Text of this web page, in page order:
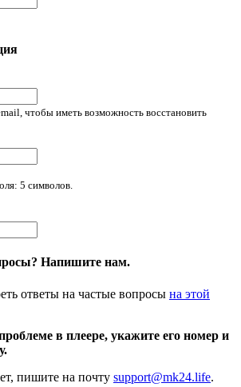
чтобы иметь возможность восстановить
5 символов.
Напишите нам.
ответы на частые вопросы на этой
в плеере, укажите его номер и
пишите на почту support@mk24.life.